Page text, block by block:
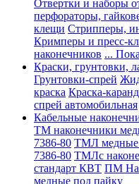
Отвертки и наборы
перфораторы,
клещи Стрипперы,
Кримперы и пресс-
наконечников ...
Краски, грунтовки,
Грунтовки-спрей
краска Краска-
спрей автомобильная
Кабельные
ТМ наконечники
7386-80 ТМЛ медные
7386-80 ТМЛс
стандарт КВТ ПМ
медные под пайку